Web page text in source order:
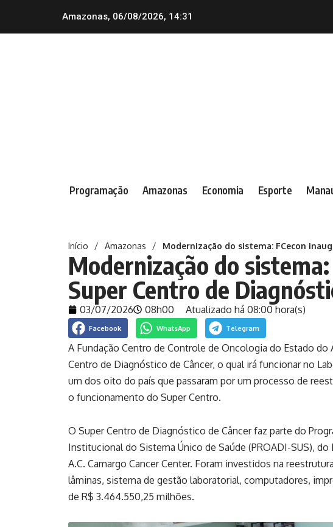
Amazonas, 06/08/2026, 14:31
Programação Amazonas Economia Esporte
Início / Amazonas / Modernização do sistema: FCecon
Modernização do
Super Centro de
03/07/2026 08h00 Atualizado há 08:00 hora(s)
Facebook WhatsApp Telegram
A Fundação Centro de Controle de Oncologia do Estado
Centro de Diagnóstico de Câncer, o qual irá funcionar no
um dos oito do país que passaram por um processo de
o funcionamento do Super Centro.
O Super Centro de Diagnóstico de Câncer faz parte do
Institucional do Sistema Único de Saúde (PROADI-SUS),
A.C. Camargo Cancer Center. Foram investidos na
lâminas, sistema de gestão laboratorial, computadores,
de R$ 3.464.550,25 milhões.